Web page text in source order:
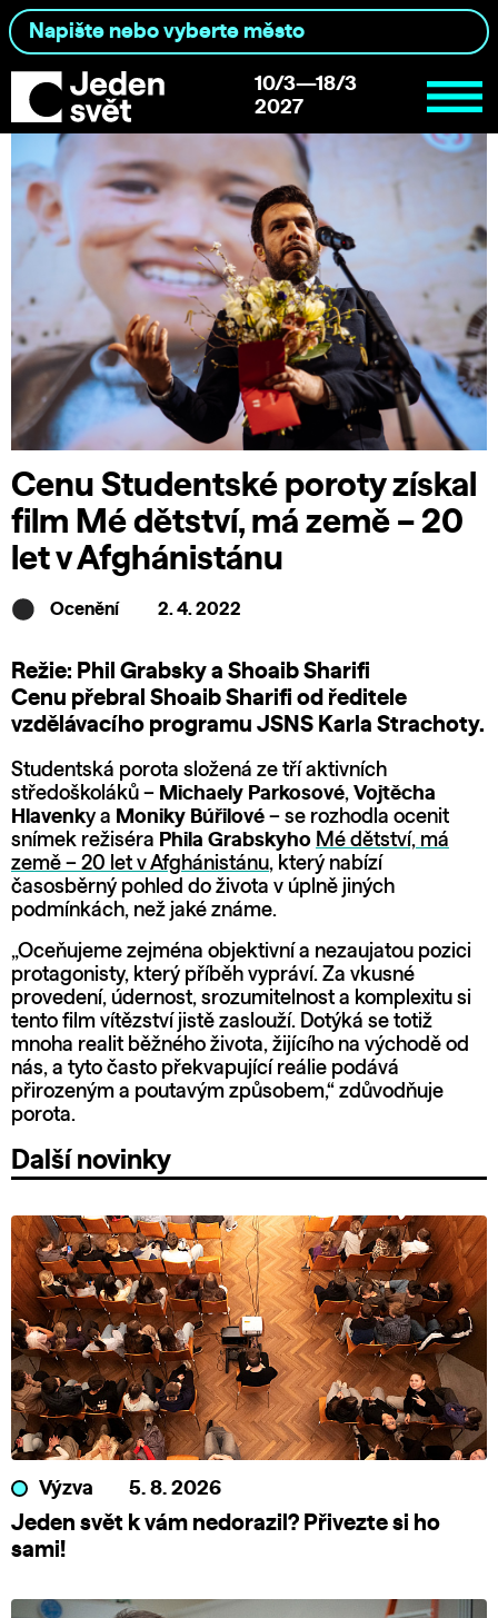
10/3—18/3
2027
Cenu Studentské poroty získal
film Mé dětství, má země – 20
let v Afghánistánu
Ocenění 2. 4. 2022
Režie: Phil Grabsky a Shoaib Sharifi
Cenu přebral Shoaib Sharifi od ředitele
vzdělávacího programu JSNS Karla Strachoty.
Studentská porota složená ze tří aktivních
středoškoláků – Michaely Parkosové, Vojtěcha
Hlavenky a Moniky Búřilové – se rozhodla ocenit
snímek režiséra Phila Grabskyho Mé dětství, má
země – 20 let v Afghánistánu, který nabízí
časosběrný pohled do života v úplně jiných
podmínkách, než jaké známe.
„Oceňujeme zejména objektivní a nezaujatou pozici
protagonisty, který příběh vypráví. Za vkusné
provedení, údernost, srozumitelnost a komplexitu si
tento film vítězství jistě zaslouží. Dotýká se totiž
mnoha realit běžného života, žijícího na východě od
nás, a tyto často překvapující reálie podává
přirozeným a poutavým způsobem,“ zdůvodňuje
porota.
Další novinky
Výzva 5. 8. 2026
Jeden svět k vám nedorazil? Přivezte si ho
sami!